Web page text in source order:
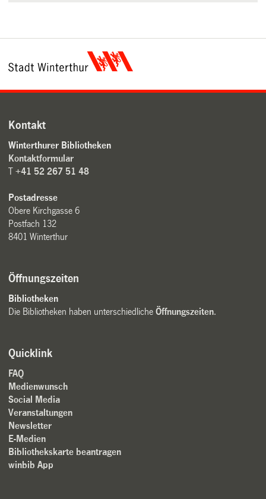
Kontakt
Winterthurer Bibliotheken
Kontaktformular
T+41 52 267 51 48
Postadresse
Obere Kirchgasse 6
Postfach 132
8401 Winterthur
Öffnungszeiten
Bibliotheken
Die Bibliotheken haben unterschiedlicheÖffnungszeiten.
Quicklink
FAQ
Medienwunsch
Social Media
Veranstaltungen
Newsletter
E-Medien
Bibliothekskarte beantragen
winbib App